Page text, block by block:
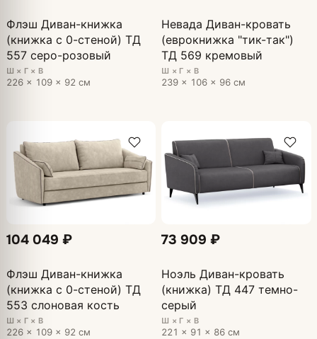
Флэш Диван-книжка
(книжка с 0-стеной) ТД
557 серо-розовый
Ш × Г × В
226 × 109 × 92 см
Невада Диван-кровать
(еврокнижка "тик-так")
ТД 569 кремовый
Ш × Г × В
239 × 106 × 96 см
104 049 ₽
Флэш Диван-книжка
(книжка с 0-стеной) ТД
553 слоновая кость
Ш × Г × В
226 × 109 × 92 см
73 909 ₽
Ноэль Диван-кровать
(книжка) ТД 447 темно-
серый
Ш × Г × В
221 × 91 × 86 см